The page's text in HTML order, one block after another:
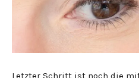
Letzter Schritt ist noch die